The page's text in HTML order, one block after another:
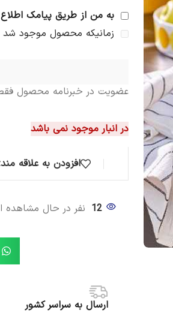
در صورتیکه محصول مد نظر شما
کنیم. (در صورت باز نشدن سایت
محصولات مشابه
به من از طریق پیامک
زمانیکه محصول موجود شد
عضویت در خبرنامه محصول
در انبار موجود نمی باشد
افزودن به علاقه
12 نفر در حال
ارسال به سراسر کشور